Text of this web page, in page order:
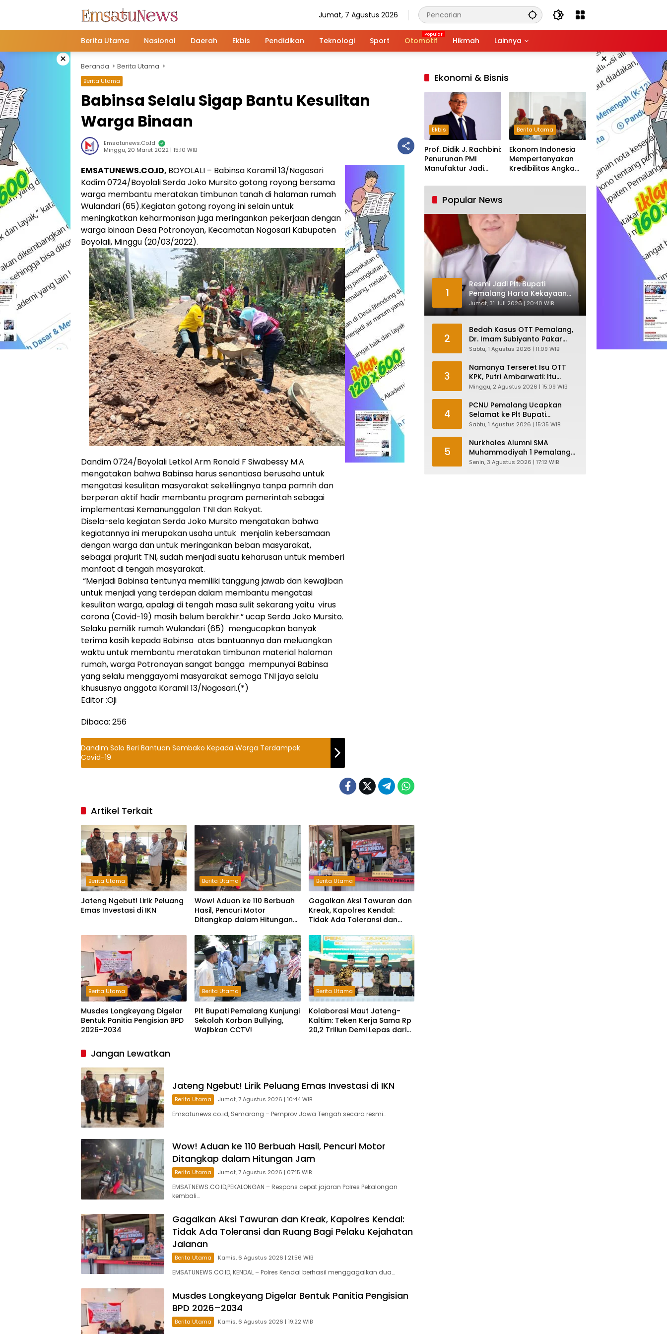
Jumat, 7 Agustus 2026
Berita Utama Nasional Daerah Ekbis Pendidikan Teknologi Sport Otomotif Hikmah Lainnya
× ×
Beranda Berita Utama
Berita Utama
Babinsa Selalu Sigap Bantu Kesulitan
Warga Binaan
Emsatunews.co.id
Minggu, 20 Maret 2022 | 15:10 WIB
EMSATUNEWS.CO.ID, BOYOLALI – Babinsa Koramil 13/Nogosari
Kodim 0724/Boyolali Serda Joko Mursito gotong royong bersama
warga membantu meratakan timbunan tanah di halaman rumah
Wulandari (65).Kegiatan gotong royong ini selain untuk
meningkatkan keharmonisan juga meringankan pekerjaan dengan
warga binaan Desa Potronoyan, Kecamatan Nogosari Kabupaten
Boyolali, Minggu (20/03/2022).
Dandim 0724/Boyolali Letkol Arm Ronald F Siwabessy M.A
mengatakan bahwa Babinsa harus senantiasa berusaha untuk
mengatasi kesulitan masyarakat sekelilingnya tanpa pamrih dan
berperan aktif hadir membantu program pemerintah sebagai
implementasi Kemanunggalan TNI dan Rakyat.
Disela-sela kegiatan Serda Joko Mursito mengatakan bahwa
kegiatannya ini merupakan usaha untuk menjalin kebersamaan
dengan warga dan untuk meringankan beban masyarakat,
sebagai prajurit TNI, sudah menjadi suatu keharusan untuk memberi
manfaat di tengah masyarakat.
“Menjadi Babinsa tentunya memiliki tanggung jawab dan kewajiban
untuk menjadi yang terdepan dalam membantu mengatasi
kesulitan warga, apalagi di tengah masa sulit sekarang yaitu virus
corona (Covid-19) masih belum berakhir.” ucap Serda Joko Mursito.
Selaku pemilik rumah Wulandari (65) mengucapkan banyak
terima kasih kepada Babinsa atas bantuannya dan meluangkan
waktu untuk membantu meratakan timbunan material halaman
rumah, warga Potronayan sangat bangga mempunyai Babinsa
yang selalu menggayomi masyarakat semoga TNI jaya selalu
khususnya anggota Koramil 13/Nogosari.(*)
Editor :Oji
Dibaca: 256
Dandim Solo Beri Bantuan Sembako Kepada Warga Terdampak
Covid-19
Artikel Terkait
Berita Utama
Jateng Ngebut! Lirik Peluang
Emas Investasi di IKN
Berita Utama
Wow! Aduan ke 110 Berbuah
Hasil, Pencuri Motor
Ditangkap dalam Hitungan
Berita Utama
Gagalkan Aksi Tawuran dan
Kreak, Kapolres Kendal:
Tidak Ada Toleransi dan
Kejahatan Jalanan
Berita Utama
Musdes Longkeyang Digelar
Bentuk Panitia Pengisian BPD
2026–2034
Berita Utama
Plt Bupati Pemalang Kunjungi
Sekolah Korban Bullying,
Wajibkan CCTV!
Berita Utama
Kolaborasi Maut Jateng-
Kaltim: Teken Kerja Sama Rp
20,2 Triliun Demi Lepas dari
Jangan Lewatkan
Jateng Ngebut! Lirik Peluang Emas Investasi di IKN
Berita Utama Jumat, 7 Agustus 2026 | 10:44 WIB
Emsatunews.co.id, Semarang – Pemprov Jawa Tengah secara resmi…
Wow! Aduan ke 110 Berbuah Hasil, Pencuri Motor
Ditangkap dalam Hitungan Jam
Berita Utama Jumat, 7 Agustus 2026 | 07:15 WIB
EMSATNEWS.CO.ID,PEKALONGAN – Respons cepat jajaran Polres Pekalongan
kembali…
Gagalkan Aksi Tawuran dan Kreak, Kapolres Kendal:
Tidak Ada Toleransi dan Ruang Bagi Pelaku Kejahatan
Jalanan
Berita Utama Kamis, 6 Agustus 2026 | 21:56 WIB
EMSATUNEWS.CO.ID, KENDAL – Polres Kendal berhasil menggagalkan dua…
Musdes Longkeyang Digelar Bentuk Panitia Pengisian
BPD 2026–2034
Berita Utama Kamis, 6 Agustus 2026 | 19:22 WIB
Ekonomi & Bisnis
Ekbis
Prof. Didik J. Rachbini:
Penurunan PMI
Manufaktur Jadi
Industri Nasional
Berita Utama
Ekonom Indonesia
Mempertanyakan
Kredibilitas Angka
Tumbuh Tapi Rapuh
Popular News
1
Resmi Jadi Plt. Bupati
Pemalang Harta Kekayaan
Nurkholes Sentuh Rp 12 Miliar
Jumat, 31 Juli 2026 | 20:40 WIB
2
Bedah Kasus OTT Pemalang,
Dr. Imam Subiyanto Pakar
Hukum Ungkap Teori
Sabtu, 1 Agustus 2026 | 11:09 WIB
3
Namanya Terseret Isu OTT
KPK, Putri Ambarwati: Itu
Hanya Kesamaan Nama
Minggu, 2 Agustus 2026 | 15:09 WIB
4
PCNU Pemalang Ucapkan
Selamat ke Plt Bupati
Nurkholes: Pemimpin Adalah
Sabtu, 1 Agustus 2026 | 15:35 WIB
5
Nurkholes Alumni SMA
Muhammadiyah 1 Pemalang
Angkatan 1986 Resmi
Senin, 3 Agustus 2026 | 17:12 WIB